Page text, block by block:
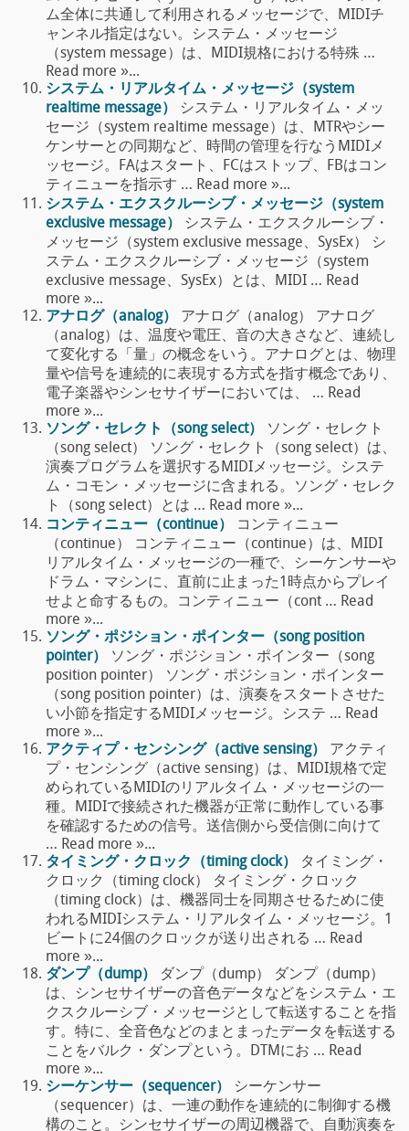
ム全体に共通して利用されるメッセージで、MIDIチ
ャンネル指定はない。システム・メッセージ
（system message）は、MIDI規格における特殊 …
Read more »...
システム・リアルタイム・メッセージ（system
realtime message）
システム・リアルタイム・メッ
セージ（system realtime message）は、MTRやシー
ケンサーとの同期など、時間の管理を行なうMIDIメ
ッセージ。FAはスタート、FCはストップ、FBはコン
ティニューを指示す … Read more »...
システム・エクスクルーシブ・メッセージ（system
exclusive message）
システム・エクスクルーシブ・
メッセージ（system exclusive message、SysEx） シ
ステム・エクスクルーシブ・メッセージ（system
exclusive message、SysEx）とは、MIDI … Read
more »...
アナログ（analog）
アナログ（analog） アナログ
（analog）は、温度や電圧、音の大きさなど、連続し
て変化する「量」の概念をいう。アナログとは、物理
量や信号を連続的に表現する方式を指す概念であり、
電子楽器やシンセサイザーにおいては、 … Read
more »...
ソング・セレクト（song select）
ソング・セレクト
（song select） ソング・セレクト（song select）は、
演奏プログラムを選択するMIDIメッセージ。システ
ム・コモン・メッセージに含まれる。ソング・セレク
ト（song select）とは … Read more »...
コンティニュー（continue）
コンティニュー
（continue） コンティニュー（continue）は、MIDI
リアルタイム・メッセージの一種で、シーケンサーや
ドラム・マシンに、直前に止まった1時点からプレイ
せよと命するもの。コンティニュー（cont … Read
more »...
ソング・ポジション・ポインター（song position
pointer）
ソング・ポジション・ポインター（song
position pointer） ソング・ポジション・ポインター
（song position pointer）は、演奏をスタートさせた
い小節を指定するMIDIメッセージ。システ … Read
more »...
アクティプ・センシング（active sensing）
アクティ
プ・センシング（active sensing）は、MIDI規格で定
められているMIDIのリアルタイム・メッセージの一
種。MIDIで接続された機器が正常に動作している事
を確認するための信号。送信側から受信側に向けて
… Read more »...
タイミング・クロック（timing clock）
タイミング・
クロック（timing clock） タイミング・クロック
（timing clock）は、機器同士を同期させるために使
われるMIDIシステム・リアルタイム・メッセージ。1
ビートに24個のクロックが送り出される … Read
more »...
ダンプ（dump）
ダンプ（dump） ダンプ（dump）
は、シンセサイザーの音色データなどをシステム・エ
クスクルーシブ・メッセージとして転送することを指
す。特に、全音色などのまとまったデータを転送する
ことをバルク・ダンプという。DTMにお … Read
more »...
シーケンサー（sequencer）
シーケンサー
（sequencer）は、一連の動作を連続的に制御する機
構のこと。シンセサイザーの周辺機器で、自動演奏を